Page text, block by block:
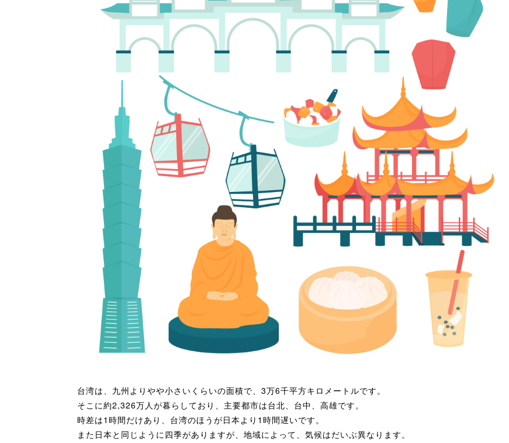
台湾は、九州よりやや小さいくらいの面積で、3万6千平方キロメートルです。
そこに約2,326万人が暮らしており、主要都市は台北、台中、高雄です。
時差は1時間だけあり、台湾のほうが日本より1時間遅いです。
また日本と同じように四季がありますが、地域によって、気候はだいぶ異なります。